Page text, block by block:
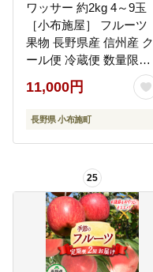
ワッサー 約2kg 4～9玉
［小布施屋］ フルーツ
果物 長野県産 信州産 ク
ール便 冷蔵便 数量限定
産地直送 令和8年産
【2026年8月上旬～8月
下旬発送】［H-101］
11,000円
長野県 小布施町
25